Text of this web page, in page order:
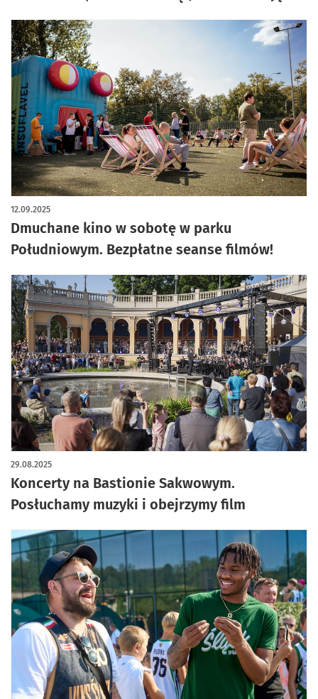
Dmuchane kino w sobotę w parku
Południowym. Bezpłatne seanse filmów!
12.09.2025
Koncerty na Bastionie Sakwowym.
Posłuchamy muzyki i obejrzymy film
29.08.2025